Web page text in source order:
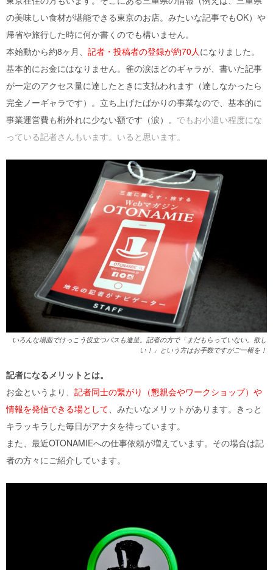
の美味しい食材が堪能できる東京のお店。みたいな記事でもOK）や
帰省や旅行した時に何か書くのでも構いません。
本始動から約8ヶ月、 記者・投稿者の登録が約70人 になりました。
基本的にお金にはなりません。雀の涙ほどのギャラが、書いた記事
が一定のアクセス量に達したときに支払われます（達しなかったら
完全ノーギャラです）。立ち上げたばかりの事業なので、基本的に
事業運営費も桁外れに少ない額です（涙）。 でもお小遣い程度にな
っている記者さんもいます。いると思います。
いろんな場面でけっこう役立つパスも進呈。記者の方で「まだもらっていない。欲し
い！」という方はお手数ですがご一報を！
記者になるメリットとは。
お金というより、 記者同士の繋がり（懇親会やワークショップ）や
情報を発信できる場として、みたいなメリットがあります。きっと
キラッキラした毎日がアナタを待っています。
また、最近OTONAMIEへの仕事依頼が増えています。その場合は記
者の方々にご紹介しています。